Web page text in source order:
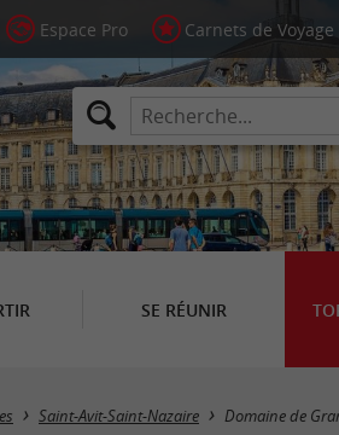
Espace Pro Carnets de Voyage
SE RÉUNIR
Saint-Avit-Saint-Nazaire Domaine de